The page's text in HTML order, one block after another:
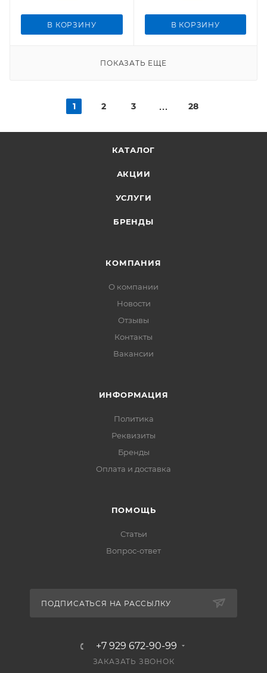
В КОРЗИНУ В КОРЗИНУ
ПОКАЗАТЬ ЕЩЕ
1 2 3 28
КАТАЛОГ
АКЦИИ
УСЛУГИ
БРЕНДЫ
КОМПАНИЯ
О компании
Новости
Отзывы
Контакты
Вакансии
ИНФОРМАЦИЯ
Политика
Реквизиты
Бренды
Оплата и доставка
ПОМОЩЬ
Статьи
Вопрос-ответ
ПОДПИСАТЬСЯ НА РАССЫЛКУ
+7 929 672-90-99
ЗАКАЗАТЬ ЗВОНОК